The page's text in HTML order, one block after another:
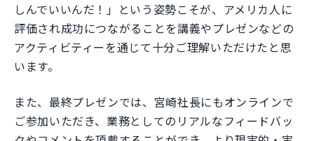
しんでいいんだ！」という姿勢こそが、アメリカ人に
評価され成功につながることを講義やプレゼンなどの
アクティビティーを通じて十分ご理解いただけたと思
います。
また、最終プレゼンでは、宮崎社長にもオンラインで
ご参加いただき、業務としてのリアルなフィードバッ